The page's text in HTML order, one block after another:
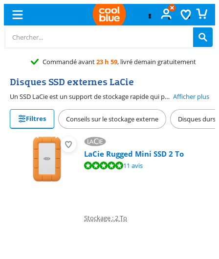
Commandé avant23 h 59, livré demain gratuitement
Disques SSD externes LaCie
Un SSD LaCie est un support de stockage rapide qui permet de compléter votre ordinateur. Si vous voulez emporter vos fichiers partout avec vous, choisissez un Rugged SSD de LaCie. Les SSD de cette gamme sont très robustes et résistent bien aux coups. Vous pourrez donc emporter votre SSD sans crainte. Si vous voulez transférer encore plus rapidement vos fichiers vers un périphérique, choisissez un SSD avec Thunderbolt. Ainsi, vos données seront écrites sur le SSD en un rien de temps. Afficher plus
Filtres Conseils sur le stockage externe Disques durs
LaCie Rugged Mini SSD 2 To
La note est de 9,8 sur 10, basée sur 11 avis.11 avis
Stockage : 2 To